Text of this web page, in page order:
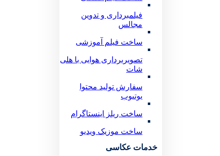
فیلمبرداری و تدوین
مجالس
ساخت فیلم آموزشی
تصویربرداری هوایی با هلی
شات
سفارش تولید محتوا
یوتیوب
ساخت ریلز اینستاگرام
ساخت موزیک ویدیو
خدمات عکاسی